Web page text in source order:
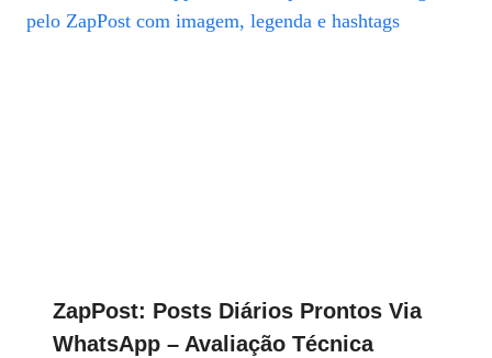
ZapPost: Posts Diários Prontos Via
WhatsApp – Avaliação Técnica